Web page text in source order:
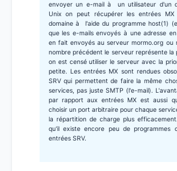
envoyer un e-mail à un utilisateur d'un
Unix on peut récupérer les entrées
domaine à l'aide du programme host(1)
que les e-mails envoyés à une adresse
en fait envoyés au serveur mormo.org ou
nombre précédent le serveur représente la
on est censé utiliser le serveur avec la
petite. Les entrées MX sont rendues
SRV qui permettent de faire la même
services, pas juste SMTP (l'e-mail).
par rapport aux entrées MX est aussi
choisir un port arbitraire pour chaque
la répartition de charge plus
qu'il existe encore peu de programmes
entrées SRV.